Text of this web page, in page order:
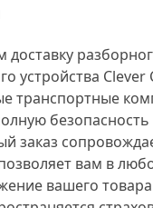
устройства Clever
транспортные
заказ
вам в
вашего